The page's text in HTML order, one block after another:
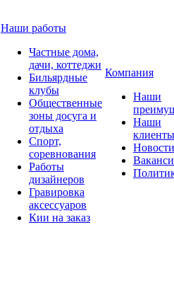
Наши работы
Частные дома,
дачи, коттеджи
Бильярдные
клубы
Общественные
зоны досуга и
отдыха
Спорт,
соревнования
Работы
дизайнеров
Гравировка
аксессуаров
Кии на заказ
Компания
Наши
Наши
клиенты
Новости